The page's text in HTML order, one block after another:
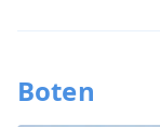
Boten